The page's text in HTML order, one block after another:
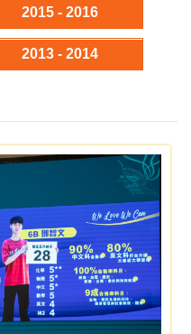
2015 - 2016
2013 - 2014